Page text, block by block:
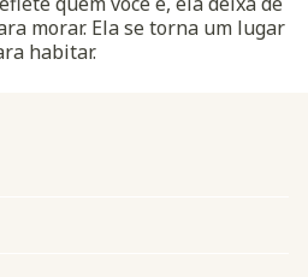
morar. Ela se torna um lugar
habitar.